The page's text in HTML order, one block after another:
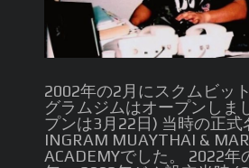
2002年の2月にスクムビッ
グラムジムはオープンしま
プンは3月22日) 当時の正式
INGRAM MUAYTHAI &
ACADEMYでした。 2022年